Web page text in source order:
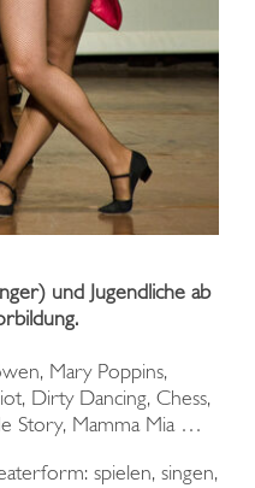
und Jugendliche ab
Mary Poppins,
Dirty Dancing, Chess,
Story, Mamma Mia …
spielen, singen,